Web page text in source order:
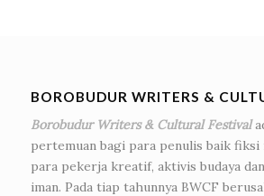
BOROBUDUR WRITERS &
Borobudur Writers & Cultural Festival
pertemuan bagi para penulis baik fiksi
para pekerja kreatif, aktivis budaya
iman. Pada tiap tahunnya BWCF